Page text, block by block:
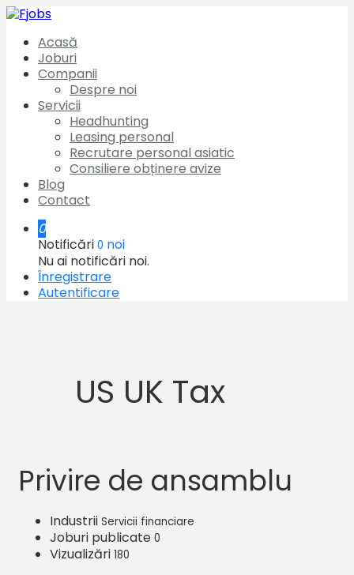
Acasă
Joburi
Companii
Despre noi
Servicii
Headhunting
Leasing personal
Recrutare personal asiatic
Consiliere obținere avize
Blog
Contact
0
Notificări 0 noi
Nu ai notificări noi.
Înregistrare
Autentificare
US UK Tax
Privire de ansamblu
Industrii Servicii financiare
Joburi publicate 0
Vizualizări 180